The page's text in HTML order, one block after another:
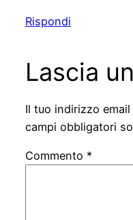
Rispondi
Lascia
Il tuo indirizzo
campi obbligatori
Commento *